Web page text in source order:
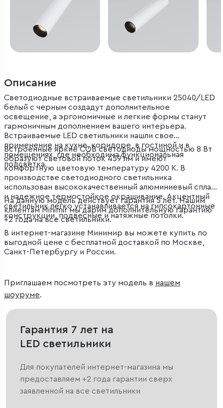
Описание
Светодиодные встраиваемые светильники 25040/LED
белый с черным создадут дополнительное
освещение, а эргономичные и легкие формы станут
гармоничным дополнением вашего интерьера.
Встраиваемые LED светильники нашли свое
применение на кухне, коридоре, в гостиной и в
помещениях, где необходима функциональная
подсветка.
Встроенные яркие COB светодиоды мощностью 8 Вт
образуют световой поток 459 лм и имеют
комфортную цветовую температуру 4200 К. В
производстве светодиодного светильника
использован высококачественный алюминиевый сплав
и надежное термостойкое окрашивание. Акцентный
светильник легко устанавливается на гипсокартонные
конструкции, подвесные и натяжные потолки.
На данную модель действует гарантия 5 лет. Нашим
клиентам Minimir мы дарим дополнительную гарантию
+2 года на все светильники.
В интернет-магазине Минимир вы можете купить по
выгодной цене с бесплатной доставкой по Москве,
Санкт-Петербургу и России.
Приглашаем посмотреть эту модель в нашем
шоуруме.
Гарантия 7 лет на
LED светильники
Для покупателей интернет-магазина мы
предоставляем +2 года гарантии сверх
заявленной на все светильники